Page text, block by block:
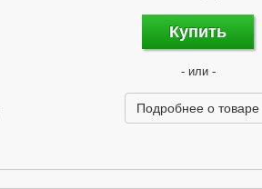
Купить
- или -
Подробнее о товаре